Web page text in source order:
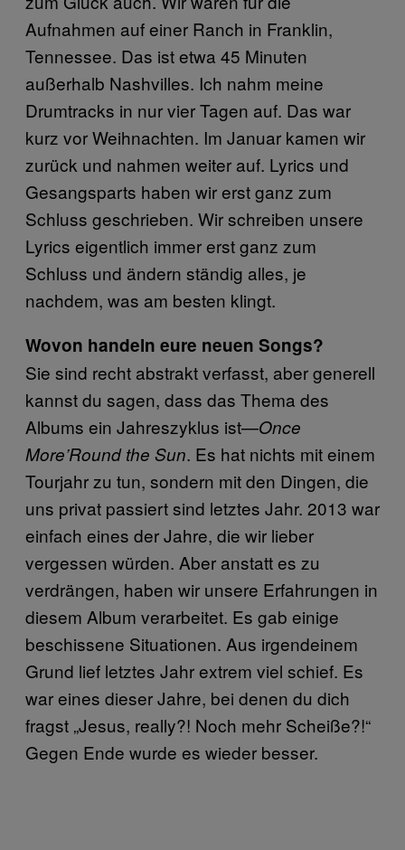
Aufnahmen auf einer Ranch in Franklin,
Tennessee. Das ist etwa 45 Minuten
außerhalb Nashvilles. Ich nahm meine
Drumtracks in nur vier Tagen auf. Das war
kurz vor Weihnachten. Im Januar kamen wir
zurück und nahmen weiter auf. Lyrics und
Gesangsparts haben wir erst ganz zum
Schluss geschrieben. Wir schreiben unsere
Lyrics eigentlich immer erst ganz zum
Schluss und ändern ständig alles, je
nachdem, was am besten klingt.
Wovon handeln eure neuen Songs?
Sie sind recht abstrakt verfasst, aber generell
kannst du sagen, dass das Thema des
Albums ein Jahreszyklus ist—Once
More’Round the Sun. Es hat nichts mit einem
Tourjahr zu tun, sondern mit den Dingen, die
uns privat passiert sind letztes Jahr. 2013 war
einfach eines der Jahre, die wir lieber
vergessen würden. Aber anstatt es zu
verdrängen, haben wir unsere Erfahrungen in
diesem Album verarbeitet. Es gab einige
beschissene Situationen. Aus irgendeinem
Grund lief letztes Jahr extrem viel schief. Es
war eines dieser Jahre, bei denen du dich
fragst „Jesus, really?! Noch mehr Scheiße?!“
Gegen Ende wurde es wieder besser.